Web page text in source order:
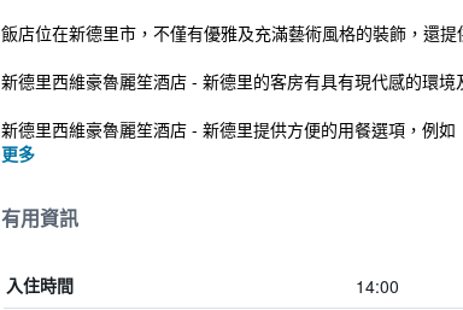
飯店位在新德里市，不僅有優雅及充滿藝術風格的裝飾，還
新德里西維豪魯麗笙酒店 - 新德里的客房有具有現代感的環
新德里西維豪魯麗笙酒店 - 新德里提供方便的用餐選項，例
更多
有用資訊
入住時間 14:00